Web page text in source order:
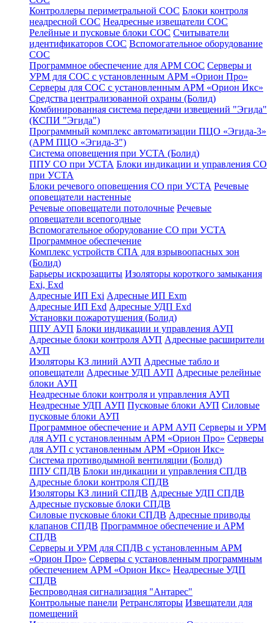
Контроллеры периметральной СОС Блоки контроля
неадресной СОС Неадресные извещатели СОС
Релейные и пусковые блоки СОС Считыватели
идентификаторов СОС Вспомогательное оборудование
СОС
Программное обеспечение для АРМ СОС Серверы и
УРМ для СОС с установленным АРМ «Орион Про»
Серверы для СОС с установленным АРМ «Орион Икс»
Средства централизованной охраны (Болид)
Комбинированная система передачи извещений "Эгида"
(КСПИ "Эгида")
Программный комплекс автоматизации ПЦО «Эгида-3»
(АРМ ПЦО «Эгида-3")
Система оповещения при УСТА (Болид)
ППУ СО при УСТА Блоки индикации и управления СО
при УСТА
Блоки речевого оповещения СО при УСТА Речевые
оповещатели настенные
Речевые оповещатели потолочные Речевые
оповещатели всепогодные
Вспомогательное оборудование СО при УСТА
Программное обеспечение
Комплекс устройств СПА для взрывоопасных зон
(Болид)
Барьеры искрозащиты Изоляторы короткого замыкания
Exi, Exd
Адресные ИП Exi Адресные ИП Exm
Адресные ИП Exd Адресные УДП Exd
Установки пожаротушения (Болид)
ППУ АУП Блоки индикации и управления АУП
Адресные блоки контроля АУП Адресные расширители
АУП
Изоляторы КЗ линий АУП Адресные табло и
оповещатели Адресные УДП АУП Адресные релейные
блоки АУП
Неадресные блоки контроля и управления АУП
Неадресные УДП АУП Пусковые блоки АУП Силовые
пусковые блоки АУП
Программное обеспечение и АРМ АУП Серверы и УРМ
для АУП с установленным АРМ «Орион Про» Серверы
для АУП с установленным АРМ «Орион Икс»
Система противодымной вентиляции (Болид)
ППУ СПДВ Блоки индикации и управления СПДВ
Адресные блоки контроля СПДВ
Изоляторы КЗ линий СПДВ Адресные УДП СПДВ
Адресные пусковые блоки СПДВ
Силовые пусковые блоки СПДВ Адресные приводы
клапанов СПДВ Программное обеспечение и АРМ
СПДВ
Серверы и УРМ для СПДВ с установленным АРМ
«Орион Про» Серверы с установленным программным
обеспечением АРМ «Орион Икс» Неадресные УДП
СПДВ
Беспроводная сигнализация "Антарес"
Контрольные панели Ретрансляторы Извещатели для
помещений